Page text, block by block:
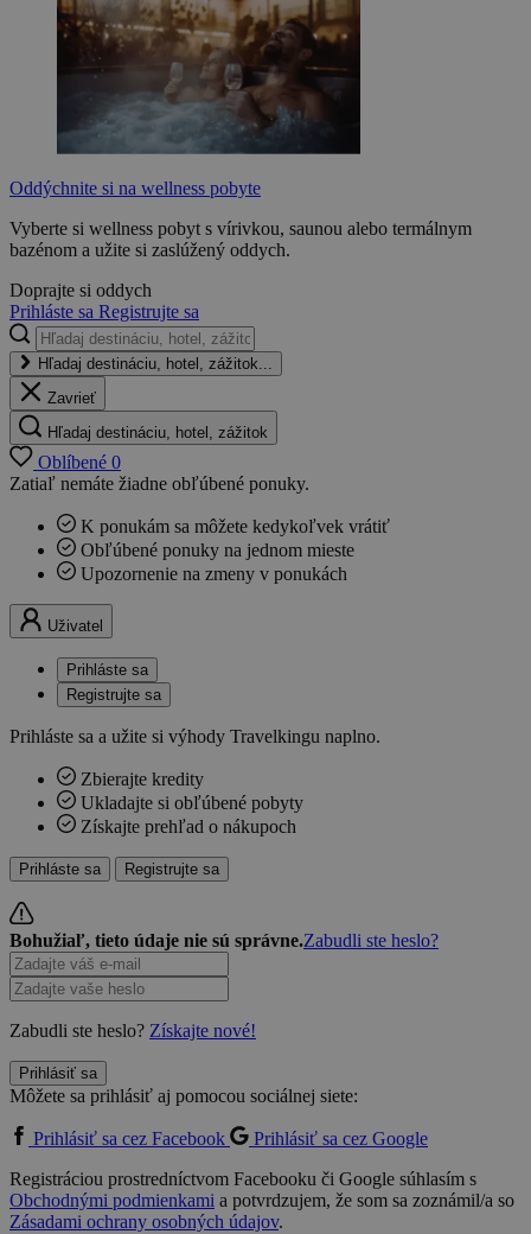
Oddýchnite si na wellness pobyte
Vyberte si wellness pobyt s vírivkou, saunou alebo termálnym
bazénom a užite si zaslúžený oddych.
Doprajte si oddych
Prihláste sa Registrujte sa
Hľadaj destináciu, hotel, zážitok...
Zavrieť
Hľadaj destináciu, hotel, zážitok
Oblíbené 0
Zatiaľ nemáte žiadne obľúbené ponuky.
K ponukám sa môžete kedykoľvek vrátiť
Obľúbené ponuky na jednom mieste
Upozornenie na zmeny v ponukách
Uživatel
Prihláste sa
Registrujte sa
Prihláste sa a užite si výhody Travelkingu naplno.
Zbierajte kredity
Ukladajte si obľúbené pobyty
Získajte prehľad o nákupoch
Prihláste sa Registrujte sa
Bohužiaľ, tieto údaje nie sú správne.Zabudli ste heslo?
Zabudli ste heslo? Získajte nové!
Prihlásiť sa
Môžete sa prihlásiť aj pomocou sociálnej siete:
Prihlásiť sa cez Facebook
Prihlásiť sa cez Google
Registráciou prostredníctvom Facebooku či Google súhlasím s
Obchodnými podmienkami a potvrdzujem, že som sa zoznámil/a so
Zásadami ochrany osobných údajov.